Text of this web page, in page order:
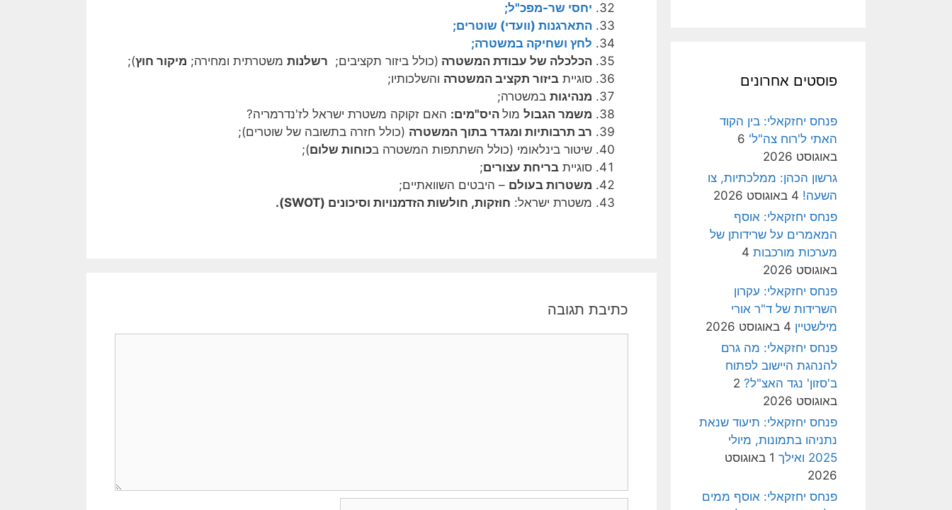
יחסי שר-מפכ"ל;
התארגנות (וועדי) שוטרים;
לחץ ושחיקה במשטרה;
הכלכלה של עבודת המשטרה (כולל ביזור תקציבים; רשלנות משטרתית ומחירה; מיקור חוץ);
סוגיית ביזור תקציב המשטרה והשלכותיו;
מנהיגות במשטרה;
משמר הגבול מול היס"מים: האם זקוקה משטרת ישראל לז'נדרמריה?
רב תרבותיות ומגדר בתוך המשטרה (כולל חזרה בתשובה של שוטרים);
שיטור בינלאומי (כולל השתתפות המשטרה בכוחות שלום);
סוגיית בריחת עצורים;
משטרות בעולם – היבטים השוואתיים;
משטרת ישראל: חוזקות, חולשות הזדמנויות וסיכונים (SWOT).
כתיבת תגובה
פוסטים אחרונים
פנחס יחזקאלי: בין הקוד
האתי ל'רוח צה"ל' 6
באוגוסט 2026
גרשון הכהן: ממלכתיות, צו
השעה! 4 באוגוסט 2026
פנחס יחזקאלי: אוסף
המאמרים על שרידותן של
מערכות מורכבות 4
באוגוסט 2026
פנחס יחזקאלי: עקרון
השרידות של ד"ר אורי
מילשטיין 4 באוגוסט 2026
פנחס יחזקאלי: מה גרם
להנהגת היישוב לפתוח
ב'סזון' נגד האצ"ל? 2
באוגוסט 2026
פנחס יחזקאלי: תיעוד שנאת
נתניהו בתמונות, מיולי
2025 ואילך
1 באוגוסט
2026
פנחס יחזקאלי: אוסף ממים